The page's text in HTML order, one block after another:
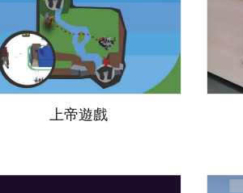
上帝遊戲